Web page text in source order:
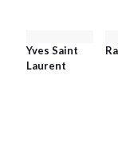
Yves Saint
Laurent